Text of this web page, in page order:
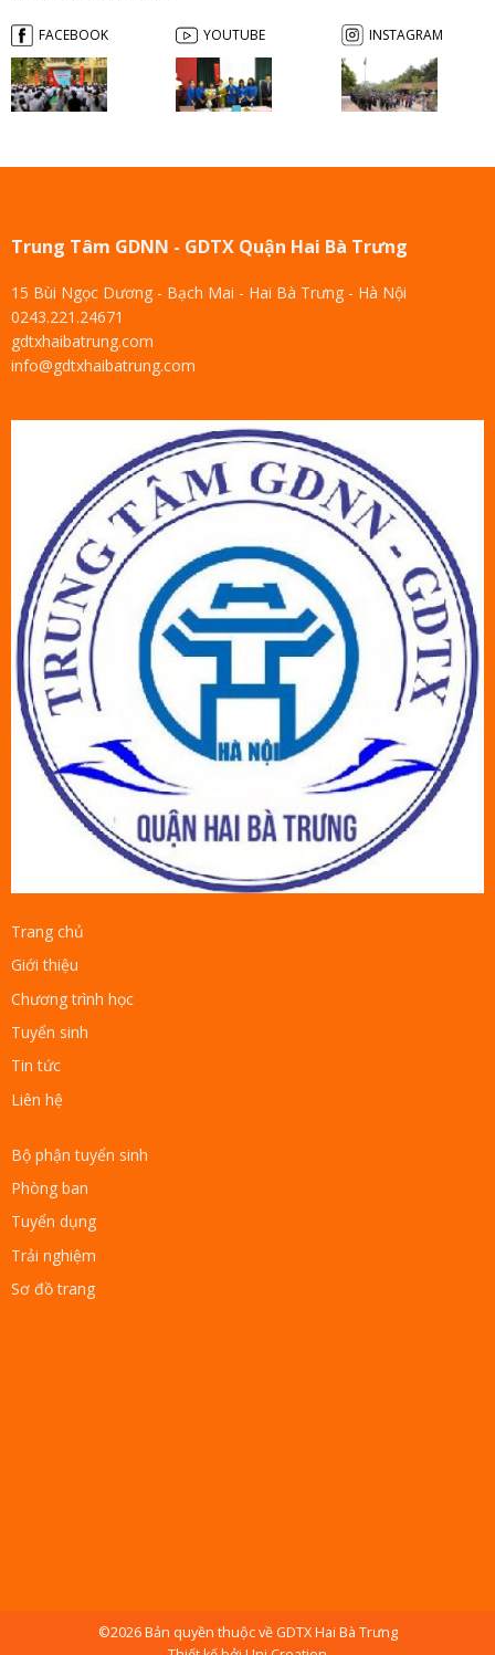
FACEBOOK YOUTUBE INSTAGRAM
Trung Tâm GDNN - GDTX Quận Hai Bà Trưng
15 Bùi Ngọc Dương - Bạch Mai - Hai Bà Trưng - Hà Nội
0243.221.24671
gdtxhaibatrung.com
info@gdtxhaibatrung.com
Trang chủ
Giới thiệu
Chương trình học
Tuyển sinh
Tin tức
Liên hệ
Bộ phận tuyển sinh
Phòng ban
Tuyển dụng
Trải nghiệm
Sơ đồ trang
©2026 Bản quyền thuộc vềGDTX Hai Bà Trưng